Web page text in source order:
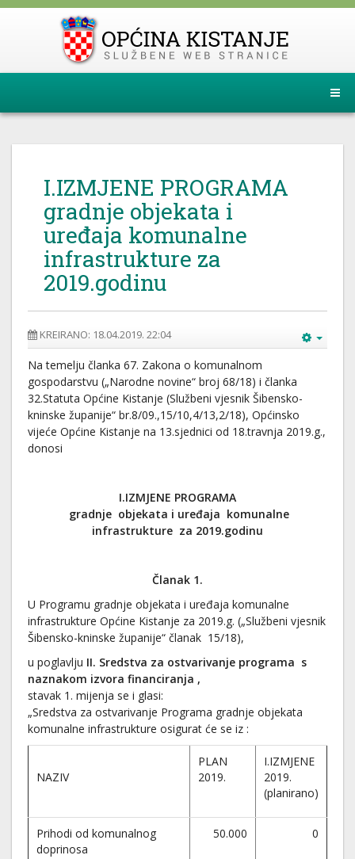
I.IZMJENE PROGRAMA
gradnje objekata i
uređaja komunalne
infrastrukture za
2019.godinu
KREIRANO: 18.04.2019. 22:04
Na temelju članka 67. Zakona o komunalnom
gospodarstvu („Narodne novine“ broj 68/18) i članka
32.Statuta Općine Kistanje (Službeni vjesnik Šibensko-
kninske županije“ br.8/09.,15/10,4/13,2/18), Općinsko
vijeće Općine Kistanje na 13.sjednici od 18.travnja 2019.g.,
donosi
I.IZMJENE PROGRAMA
gradnje objekata i uređaja komunalne
infrastrukture za 2019.godinu
Članak 1.
U Programu gradnje objekata i uređaja komunalne
infrastrukture Općine Kistanje za 2019.g. („Službeni vjesnik
Šibensko-kninske županije“ članak 15/18),
u poglavlju II. Sredstva za ostvarivanje programa s
naznakom izvora financiranja ,
stavak 1. mijenja se i glasi:
„Sredstva za ostvarivanje Programa gradnje objekata
komunalne infrastrukture osigurat će se iz :
NAZIV
PLAN
2019.
I.IZMJENE
2019.
(planirano)
Prihodi od komunalnog
doprinosa
50.000 0